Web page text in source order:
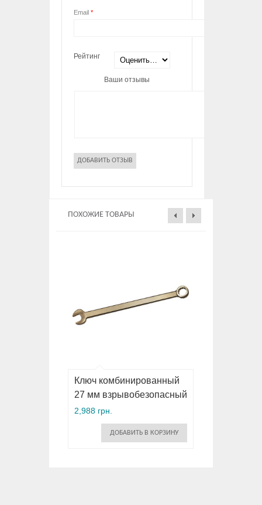
Email *
Рейтинг
Ваши отзывы
ПОХОЖИЕ ТОВАРЫ
Ключ комбинированный
27 мм взрывобезопасный
2,988 грн.
ДОБАВИТЬ В КОРЗИНУ